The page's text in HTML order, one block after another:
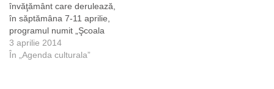
învăţământ care derulează,
în săptămâna 7-11 aprilie,
programul numit „Şcoala
altfel: Să ştii mai multe, să fii
mai bun!“, Opera comică
3 aprilie 2014
În „Agenda culturala”